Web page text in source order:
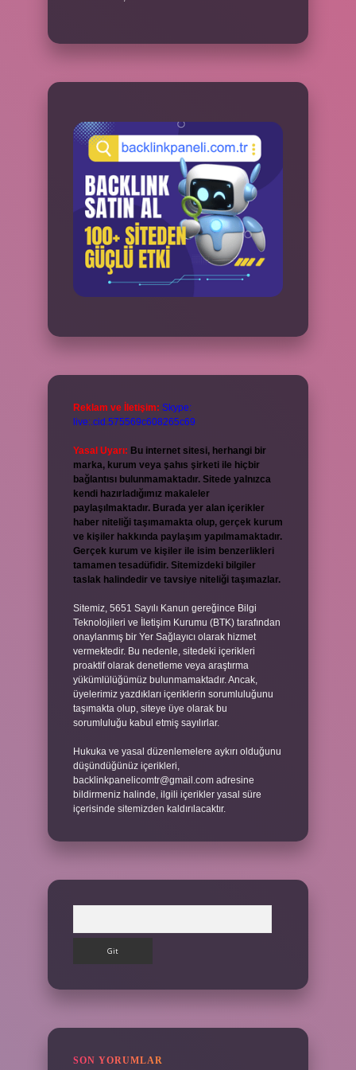
Reklam ve İletişim: Skype:
live:.cid.575569c608265c69
Yasal Uyarı: Bu internet sitesi, herhangi bir
marka, kurum veya şahıs şirketi ile hiçbir
bağlantısı bulunmamaktadır. Sitede yalnızca
kendi hazırladığımız makaleler
paylaşılmaktadır. Burada yer alan içerikler
haber niteliği taşımamakta olup, gerçek kurum
ve kişiler hakkında paylaşım yapılmamaktadır.
Gerçek kurum ve kişiler ile isim benzerlikleri
tamamen tesadüfidir. Sitemizdeki bilgiler
taslak halindedir ve tavsiye niteliği taşımazlar.
Sitemiz, 5651 Sayılı Kanun gereğince Bilgi
Teknolojileri ve İletişim Kurumu (BTK) tarafından
onaylanmış bir Yer Sağlayıcı olarak hizmet
vermektedir. Bu nedenle, sitedeki içerikleri
proaktif olarak denetleme veya araştırma
yükümlülüğümüz bulunmamaktadır. Ancak,
üyelerimiz yazdıkları içeriklerin sorumluluğunu
taşımakta olup, siteye üye olarak bu
sorumluluğu kabul etmiş sayılırlar.
Hukuka ve yasal düzenlemelere aykırı olduğunu
düşündüğünüz içerikleri,
backlinkpanelicomtr@gmail.com adresine
bildirmeniz halinde, ilgili içerikler yasal süre
içerisinde sitemizden kaldırılacaktır.
SON YORUMLAR